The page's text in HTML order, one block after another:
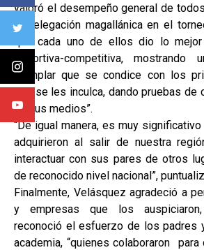
valoró el desempeño general de
la delegación magallánica en el
que cada uno de ellos dio lo
deportiva-competitiva, mostrando
ejemplar que se condice con los
que se les inculca, dando pruebas de
en sus medios”.
“De igual manera, es muy
adquirieron al salir de nuestra
interactuar con sus pares de otros
de reconocido nivel nacional”,
Finalmente, Velásquez agradeció a
y empresas que los
reconoció el esfuerzo de los padres
academia, “quienes colaboraron